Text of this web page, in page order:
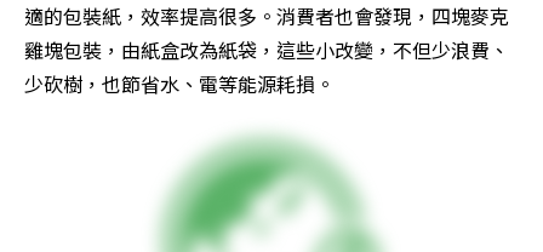
適的包裝紙，效率提高很多。消費者也會發現，四塊麥克
雞塊包裝，由紙盒改為紙袋，這些小改變，不但少浪費、
少砍樹，也節省水、電等能源耗損。